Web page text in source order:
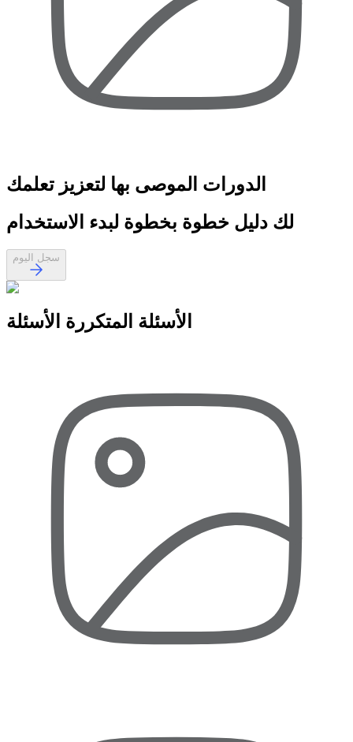
الدورات الموصى بها لتعزيز تعلمك
لك دليل خطوة بخطوة لبدء الاستخدام
سجل اليوم
الأسئلة المتكررة الأسئلة